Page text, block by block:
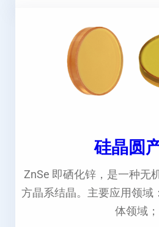
硅晶圆
ZnSe 即硒化锌，是一种无
方晶系结晶。主要应用领域
体领域；